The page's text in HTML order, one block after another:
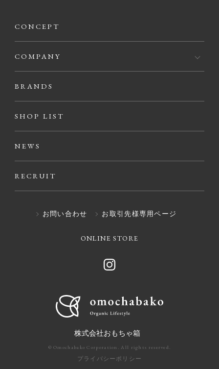
CONCEPT
COMPANY
BRANDS
SHOP LIST
NEWS
RECRUIT
お問い合わせ お取引先様専用ページ
ONLINE STORE
株式会社おもちゃ箱
© Omochabako Corporation. All rights reserved.
プライバシーポリシー